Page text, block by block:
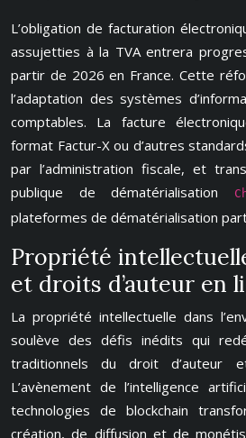
L’obligation de facturation
assujetties à la TVA entrera
partir de 2026 en France. Cette
l’adaptation des systèmes
comptables. La facture
format Factur-X ou d’autres
par l’administration fiscale, et
publique de dématérialisation
plateformes de dématérialisation
Propriété
et droits d’auteur en
La propriété intellectuelle dans
soulève des défis inédits qui
traditionnels du droit d’auteur
L’avènement de l’intelligence
technologies de blockchain
création, de diffusion et de